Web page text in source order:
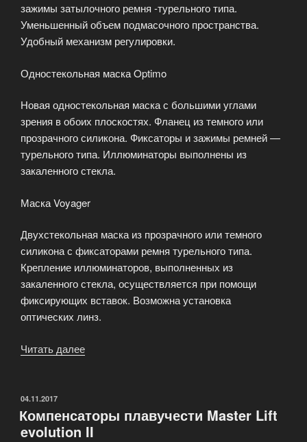
зажимы затылочного ремня -турельного типа.
Уменьшенный объем подмасочного пространства.
Удобный механизм регулировки.
Одностекольная маска Optimo
Новая одностекольная маска с большими углами
зрения в обоих плоскостях. Фланец из темного или
прозрачного силикона. Фиксаторы и зажимы ремней —
турельного типа. Иллюминаторы выполнены из
закаленного стекла.
Маска Voyager
Двухстекольная маска из прозрачного или темного
силикона с фиксаторами ремня турельного типа.
Крепление иллюминаторов, выполненных из
закаленного стекла, осуществляется при помощи
фиксирующих вставок. Возможна установка
оптических линз.
Читать далее
ОПУБЛИКОВАНО
04.11.2017
Компенсаторы плавучести Master Lift
evolution II